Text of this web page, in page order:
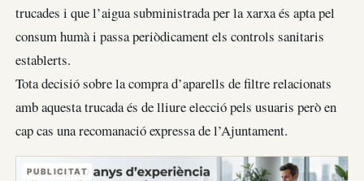
trucades i que l’aigua subministrada per la xarxa és apta pel
consum humà i passa periòdicament els controls sanitaris
establerts.
Tota decisió sobre la compra d’aparells de filtre relacionats
amb aquesta trucada és de lliure elecció pels usuaris però en
cap cas una recomanació expressa de l’Ajuntament.
PUBLICITAT